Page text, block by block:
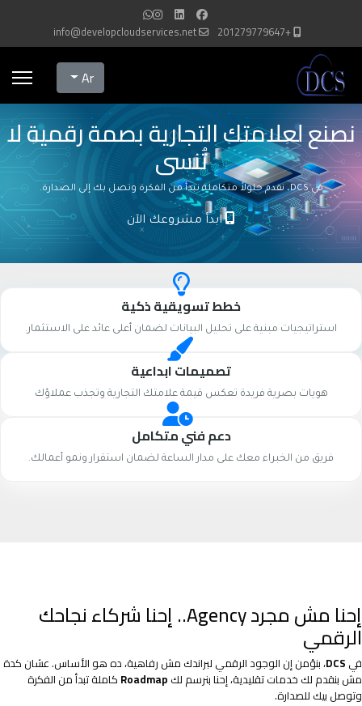
+201279779647
info@developcloudservices.net
Select your language
Ar
نصنع لعلامتك التجارية بصمة رقمية لا
تُنسى
في DCS، نقدم حلولاً متكاملة تبدأ من الفكرة وتصل بك إلى الصدارة.
ابدأ مشروعك الآن
خطط تسويقية ذكية
استراتيجيات مبنية على تحليل البيانات لضمان أعلى عائد على الاستثمار.
تصميمات ابداعية
هويات بصرية فريدة تعكس قيمة علامتك التجارية وتجذب عملاؤك
دعم فني متكامل
فريق من الخبراء معك على مدار الساعة لضمان استقرار ونمو أعمالك.
إحنا مش مجرد Agency.. إحنا شركاء نجاحك
الرقمي
في DCS، بنؤمن إن الوجود الرقمي لبراندك مش رفاهية، ده هو الأساس. عشان كدة
مش بنقدم لك خدمات تقليدية، إحنا بنرسم لك Roadmap كاملة تبدأ من الفكرة
وتوصل بيك للصدارة.